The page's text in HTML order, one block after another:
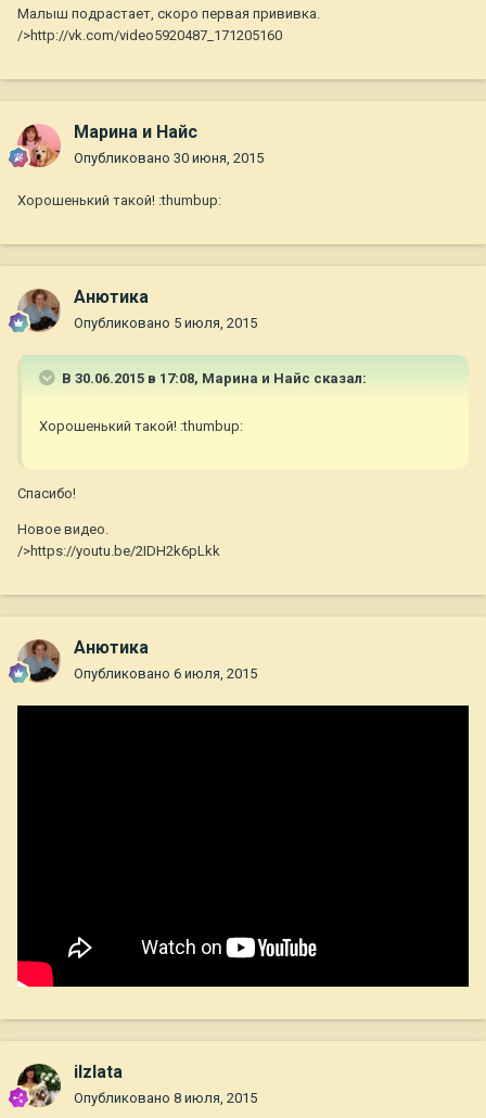
Малыш подрастает, скоро первая прививка.
/>http://vk.com/video5920487_171205160
Марина и Найс
Опубликовано 30 июня, 2015
Хорошенький такой! :thumbup:
Анютика
Опубликовано 5 июля, 2015
В 30.06.2015 в 17:08, Марина и Найс сказал:
Хорошенький такой! :thumbup:
Спасибо!
Новое видео.
/>https://youtu.be/2IDH2k6pLkk
Анютика
Опубликовано 6 июля, 2015
ilzlata
Опубликовано 8 июля, 2015